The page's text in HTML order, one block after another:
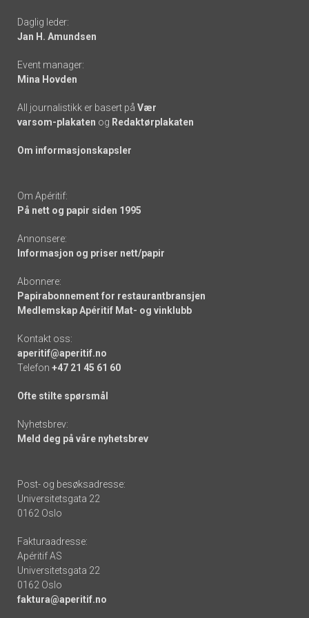
links
Daglig leder:
Jan H. Amundsen
Event manager:
Mina Hovden
All journalistikk er basert på Vær
varsom-plakaten og Redaktørplakaten
Om informasjonskapsler
Om Apéritif:
På nett og papir siden 1995
Annonsere:
Informasjon og priser nett/papir
Abonnere:
Papirabonnement for restaurantbransjen
Medlemskap Apéritif Mat- og vinklubb
Kontakt oss:
aperitif@aperitif.no
Telefon +47 21 45 61 60
Ofte stilte spørsmål
Nyhetsbrev:
Meld deg på våre nyhetsbrev
Post- og besøksadresse:
Universitetsgata 22
0162 Oslo
Fakturaadresse:
Apéritif AS
Universitetsgata 22
0162 Oslo
faktura@aperitif.no